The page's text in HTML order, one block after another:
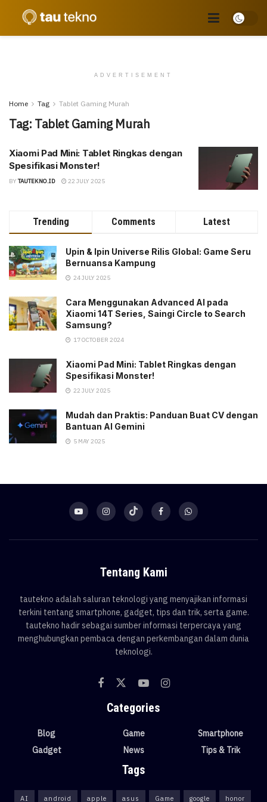
ADVERTISEMENT
Home Tag Tablet Gaming Murah
Tag: Tablet Gaming Murah
Xiaomi Pad Mini: Tablet Ringkas dengan
Spesifikasi Monster!
BY TAUTEKNO.ID 22 JULY 2025
Trending Comments Latest
Upin & Ipin Universe Rilis Global: Game Seru
Bernuansa Kampung
24 JULY 2025
Cara Menggunakan Advanced AI pada
Xiaomi 14T Series, Saingi Circle to Search
Samsung?
17 OCTOBER 2024
Xiaomi Pad Mini: Tablet Ringkas dengan
Spesifikasi Monster!
22 JULY 2025
Mudah dan Praktis: Panduan Buat CV dengan
Bantuan AI Gemini
5 MAY 2025
Tentang Kami
tautekno adalah saluran teknologi yang menyajikan informasi
terkini tentang smartphone, gadget, tips dan trik, serta game.
tautekno hadir sebagai sumber informasi terpercaya yang
menghubungkan pembaca dengan perkembangan dalam dunia
teknologi.
Categories
Blog
Gadget
Game
News
Smartphone
Tips & Trik
Tags
AI android apple asus Game google honor